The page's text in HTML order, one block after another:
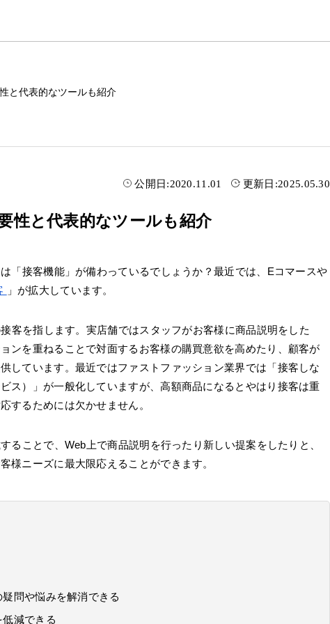
と代表的なツールも紹介
公開日:2020.11.01 更新日:2025.05.30
性と代表的なツールも紹介
「接客機能」が備わっているでしょうか？最近では、Eコマースや
」が拡大しています。
客を指します。実店舗ではスタッフがお客様に商品説明をした
ンを重ねることで対面するお客様の購買意欲を高めたり、顧客が
しています。最近ではファストファッション業界では「接客しな
ス）」が一般化していますが、高額商品になるとやはり接客は重
するためには欠かせません。
ることで、Web上で商品説明を行ったり新しい提案をしたりと、
様ニーズに最大限応えることができます。
問や悩みを解消できる
減できる